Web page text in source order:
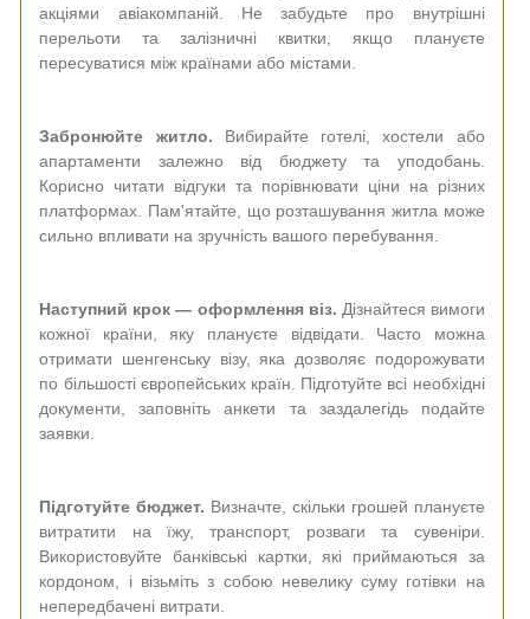
акціями авіакомпаній. Не забудьте про внутрішні
перельоти та залізничні квитки, якщо плануєте
пересуватися між країнами або містами.
Забронюйте житло. Вибирайте готелі, хостели або
апартаменти залежно від бюджету та уподобань.
Корисно читати відгуки та порівнювати ціни на різних
платформах. Пам'ятайте, що розташування житла може
сильно впливати на зручність вашого перебування.
Наступний крок — оформлення віз. Дізнайтеся вимоги
кожної країни, яку плануєте відвідати. Часто можна
отримати шенгенську візу, яка дозволяє подорожувати
по більшості європейських країн. Підготуйте всі необхідні
документи, заповніть анкети та заздалегідь подайте
заявки.
Підготуйте бюджет. Визначте, скільки грошей плануєте
витратити на їжу, транспорт, розваги та сувеніри.
Використовуйте банківські картки, які приймаються за
кордоном, і візьміть з собою невелику суму готівки на
непередбачені витрати.